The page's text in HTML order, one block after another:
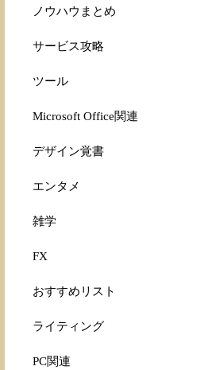
ノウハウまとめ
サービス攻略
ツール
Microsoft Office関連
デザイン覚書
エンタメ
雑学
FX
おすすめリスト
ライティング
PC関連